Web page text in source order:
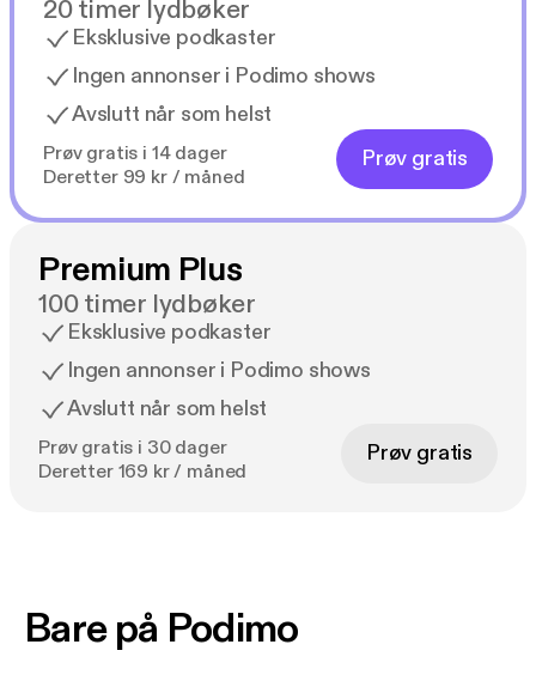
20 timer lydbøker
Eksklusive podkaster
Ingen annonser i Podimo shows
Avslutt når som helst
Prøv gratis i 14 dager
Deretter 99 kr / måned
Prøv gratis
Premium Plus
100 timer lydbøker
Eksklusive podkaster
Ingen annonser i Podimo shows
Avslutt når som helst
Prøv gratis i 30 dager
Deretter 169 kr / måned
Prøv gratis
Bare på Podimo